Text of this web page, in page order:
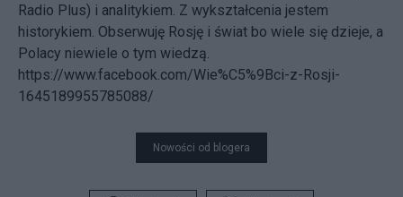
Radio Plus) i analitykiem. Z wykształcenia jestem
historykiem. Obserwuję Rosję i świat bo wiele się dzieje, a
Polacy niewiele o tym wiedzą.
https://www.facebook.com/Wie%C5%9Bci-z-Rosji-
1645189955785088/
Nowości od blogera